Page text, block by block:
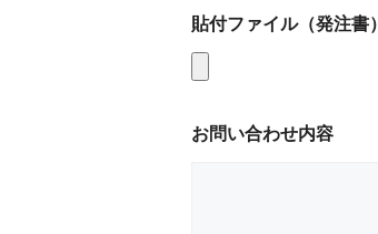
貼付ファイル（発注書）
お問い合わせ内容